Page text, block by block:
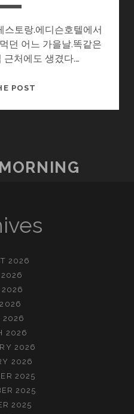
스토랑.에디슨호텔에서
던 어느 가을날.똑같은
처에도 생겼다.…
POST
2026
2026
2026
2026
2026
2026
2026
2025
2025
2025